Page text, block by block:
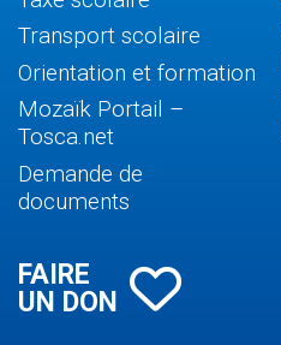
Transport scolaire
Orientation et formation
Mozaïk Portail –
Tosca.net
Demande de
documents
FAIRE
UN DON